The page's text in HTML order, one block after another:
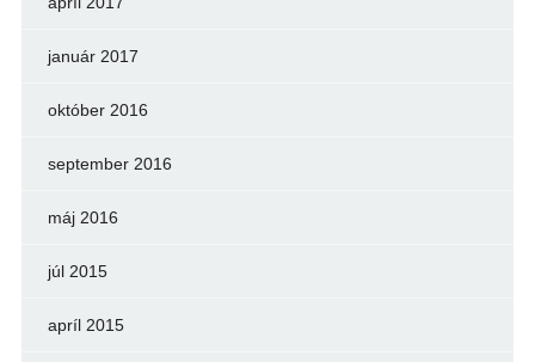
január 2017
október 2016
september 2016
máj 2016
júl 2015
apríl 2015